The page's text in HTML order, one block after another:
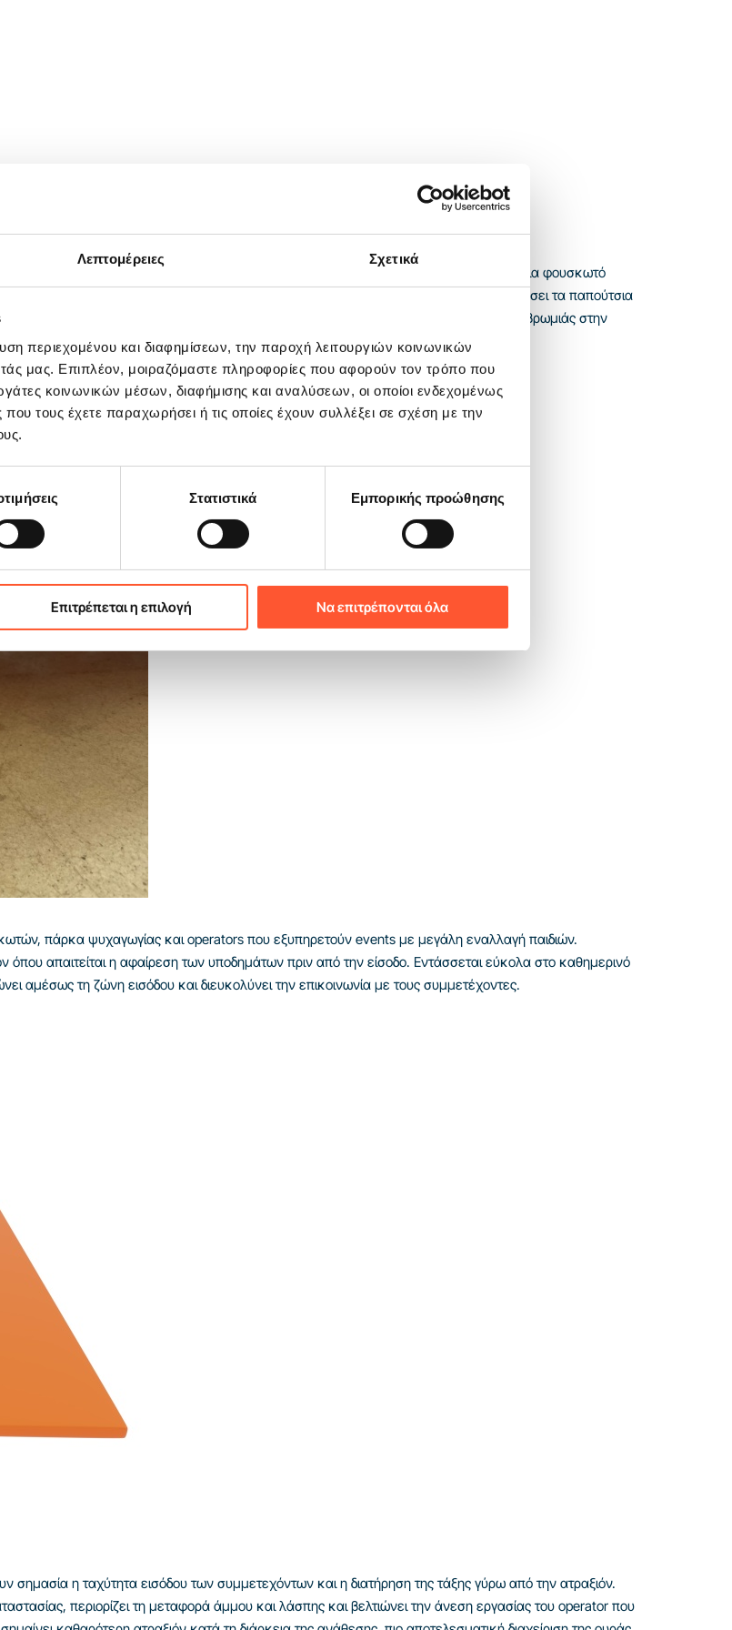
Λεπτομέρειες Σχετικά
περιεχομένου και διαφημίσεων, την παροχή λειτουργιών κοινωνικών
μας. Επιπλέον, μοιραζόμαστε πληροφορίες που αφορούν τον τρόπο που
κοινωνικών μέσων, διαφήμισης και αναλύσεων, οι οποίοι ενδεχομένως
τους έχετε παραχωρήσει ή τις οποίες έχουν συλλέξει σε σχέση με την
Στατιστικά Εμπορικής προώθησης
Επιτρέπεται η επιλογή Να επιτρέπονται όλα
οι συμμετέχοντες βγάζουν τα παπούτσια τους χωρίς καθορισμένη ζώνη. Το στρώμα για φουσκωτό
ένα μαλακό σημείο στην είσοδο όπου μπορεί κανείς να σταθεί άνετα και να αφήσει τα παπούτσια
βελτιώνει την υγιεινή χρήσης του φουσκωτού και βοηθά να περιοριστεί η μεταφορά βρωμιάς στην
πάρκα ψυχαγωγίας και operators που εξυπηρετούν events με μεγάλη εναλλαγή παιδιών.
όπου απαιτείται η αφαίρεση των υποδημάτων πριν από την είσοδο. Εντάσσεται εύκολα στο καθημερινό
αμέσως τη ζώνη εισόδου και διευκολύνει την επικοινωνία με τους συμμετέχοντες.
σημασία η ταχύτητα εισόδου των συμμετεχόντων και η διατήρηση της τάξης γύρω από την ατραξιόν.
περιορίζει τη μεταφορά άμμου και λάσπης και βελτιώνει την άνεση εργασίας του operator που